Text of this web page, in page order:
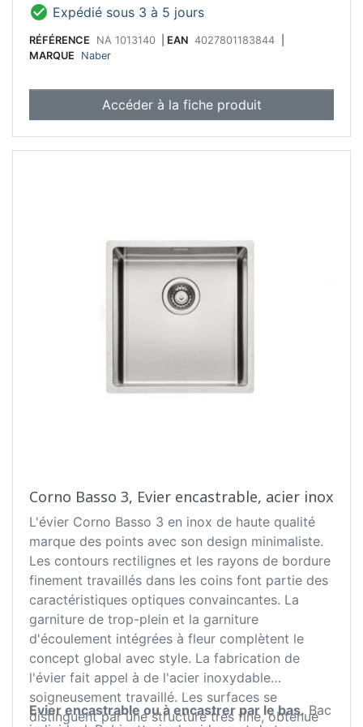
 Expédié sous 3 à 5 jours
RÉFÉRENCE NA 1013140 EAN 4027801183844
MARQUE
Naber
Accéder à la fiche produit
Corno Basso 3, Evier encastrable, acier inox
L'évier Corno Basso 3 en inox de haute qualité
marque des points avec son design minimaliste.
Les contours rectilignes et les rayons de bordure
finement travaillés dans les coins font partie des
caractéristiques optiques convaincantes. La
garniture de trop-plein et la garniture
d'écoulement intégrées à fleur complètent le
concept global avec style. La fabrication de
l'évier fait appel à de l'acier inoxydable
soigneusement travaillé. Les surfaces se
distinguent par une structure très fine, obtenue
Evier encastrable ou à encastrer par le bas. Bac